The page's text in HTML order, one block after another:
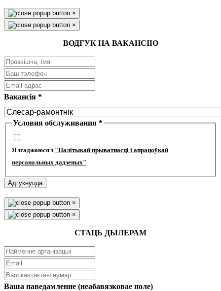
×
×
ВОДГУК НА ВАКАНСІЮ
Вакансія *
Условия обслуживания *
Я згаджаюся з "Палітыкай прыватнасці і апрацоўкай
персанальных дадзеных"
Адгукнуцца
×
×
СТАЦЬ ДЫЛЕРАМ
Ваша паведамленне (неабавязковае поле)